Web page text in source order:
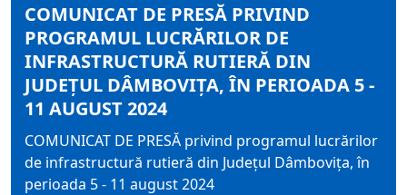
COMUNICAT DE PRESĂ PRIVIND
PROGRAMUL LUCRĂRILOR DE
INFRASTRUCTURĂ RUTIERĂ DIN
JUDEȚUL DÂMBOVIȚA, ÎN PERIOADA 5 -
11 AUGUST 2024
COMUNICAT DE PRESĂ privind programul lucrărilor
de infrastructură rutieră din Județul Dâmbovița, în
perioada 5 - 11 august 2024